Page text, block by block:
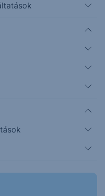
befektetési
kínálatával különböző
megfelelő befektetési
találsz olyat, ahol a
termékek negatív
mellett érhetsz